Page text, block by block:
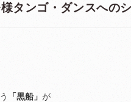
様タンゴ・ダンス
「黒船」 が